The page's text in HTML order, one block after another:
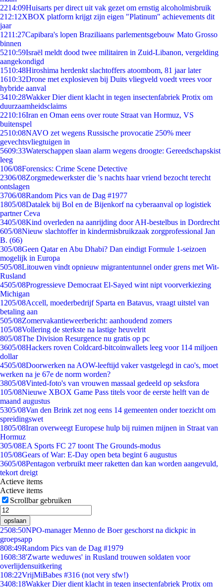
2214:09Huisarts per direct uit vak gezet om ernstig alcoholmisbruik
212:12XBOX platform krijgt zijn eigen "Platinum" achievements dit
jaar
1211:27Capibara's lopen Braziliaans parlementsgebouw Mato Grosso
binnen
5210:59Israël meldt dood twee militairen in Zuid-Libanon, vergelding
aangekondigd
1510:48Hiroshima herdenkt slachtoffers atoombom, 81 jaar later
1610:32Drone met explosieven bij Duits vliegveld voedt vrees voor
hybride aanval
3410:28Wakker Dier dient klacht in tegen insectenfabriek Protix om
duurzaamheidsclaims
2210:16Iran en Oman eens over route Straat van Hormuz, VS
buitenspel
2510:08NAVO zet wegens Russische provocatie 250% meer
gevechtsvliegtuigen in
5609:33Waterschappen slaan alarm wegens droogte: Gereedschapskist
leeg
106/08Forensics: Crime Scene Detective
2306/08Zorgmedewerkster die 's nachts haar vriend bezocht terecht
ontslagen
3706/08Random Pics van de Dag #1977
1805/08Datalek bij Bol en de Bijenkorf na cyberaanval op logistiek
partner Ceva
3405/08Kind overleden na aanrijding door AH-bestelbus in Dordrecht
605/08Nieuw slachtoffer in kindermisbruikzaak zorgprofessional Jan
B. (66)
305/08Geen Qatar en Abu Dhabi? Dan eindigt Formule 1-seizoen
mogelijk in Europa
505/08Litouwen vindt opnieuw migrantentunnel onder grens met Wit-
Rusland
4505/08Progressieve Democraat El-Sayed wint nipt voorverkiezing
Michigan
1205/08Accell, moederbedrijf Sparta en Batavus, vraagt uitstel van
betaling aan
505/08Zomervakantieweerbericht: aanhoudend zomers
105/08Vollering de sterkste na lastige heuvelrit
805/08The Division Resurgence nu gratis op pc
3605/08Hackers roven Coldcard-bitcoinwallets leeg voor 114 miljoen
dollar
4505/08Doorwerken na AOW-leeftijd vaker vastgelegd in cao's, moet
werken na je 67e de norm worden?
3805/08Vinted-foto's van vrouwen massaal gedeeld op seksfora
105/08Nieuwe XBOX Game Pass titels voor de eerste helft van de
maand augustus
5305/08Van den Brink zet nog eens 14 gemeenten onder toezicht om
spreidingswet
1805/08Iran overweegt Europese hulp bij ruimen mijnen in Straat van
Hormuz
305/08EA Sports FC 27 toont The Grounds-modus
105/08Gears of War: E-Day open beta begint 6 augustus
3605/08Pentagon verbruikt meer raketten dan kan worden aangevuld,
tekort dreigt
Actieve items
Actieve items
Scrollbar gebruiken
opslaan
2508:50NPO-manager Menno de Boer geschorst na dickpic in
groepsapp
808:49Random Pics van de Dag #1979
1608:38'Zwarte weduwes' in Rusland trouwen soldaten voor
overlijdensuitkering
108:22VrijMiBabes #316 (not very sfw!)
3408:18Wakker Dier dient klacht in tegen insectenfabriek Protix om